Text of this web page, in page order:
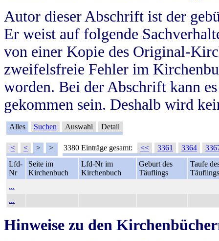
Autor dieser Abschrift ist der
Er weist auf folgende
von einer Kopie des Original-
zweifelsfreie Fehler im
worden. Bei der Abschrift kann
gekommen sein. Deshalb wird
Alles Suchen Auswahl Detail
|< < > >| 3380 Einträge gesamt: << 3361 3364
Lfd-
Nr
Seite im
Kirchenbuch
Lfd-Nr im
Kirchenbuch
Geburt des
Täuflings
Taufe
Täuflings
...
...
Hinweise zu den